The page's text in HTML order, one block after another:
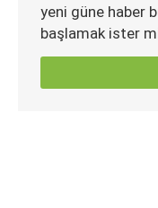
yeni güne haber
başlamak ister